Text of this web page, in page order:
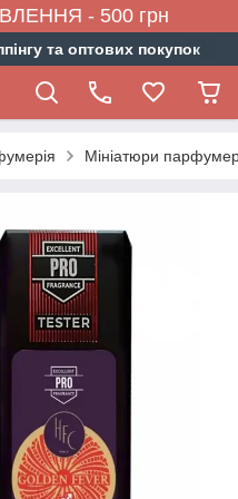
- 500 грн
та оптових покупок
Мініатюри